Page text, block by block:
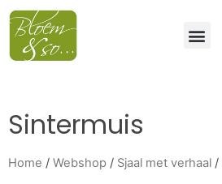
Sintermuis
Home / Webshop / Sjaal met verhaal /